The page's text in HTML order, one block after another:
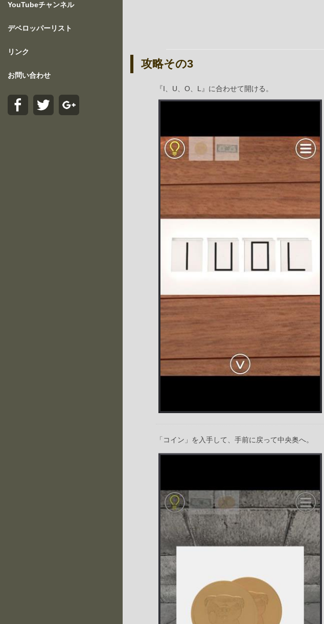
YouTubeチャンネル
デベロッパーリスト
リンク
お問い合わせ
攻略その3
『I、U、O、L』に合わせて開ける。
「コイン」を入手して、手前に戻って中央奥へ。